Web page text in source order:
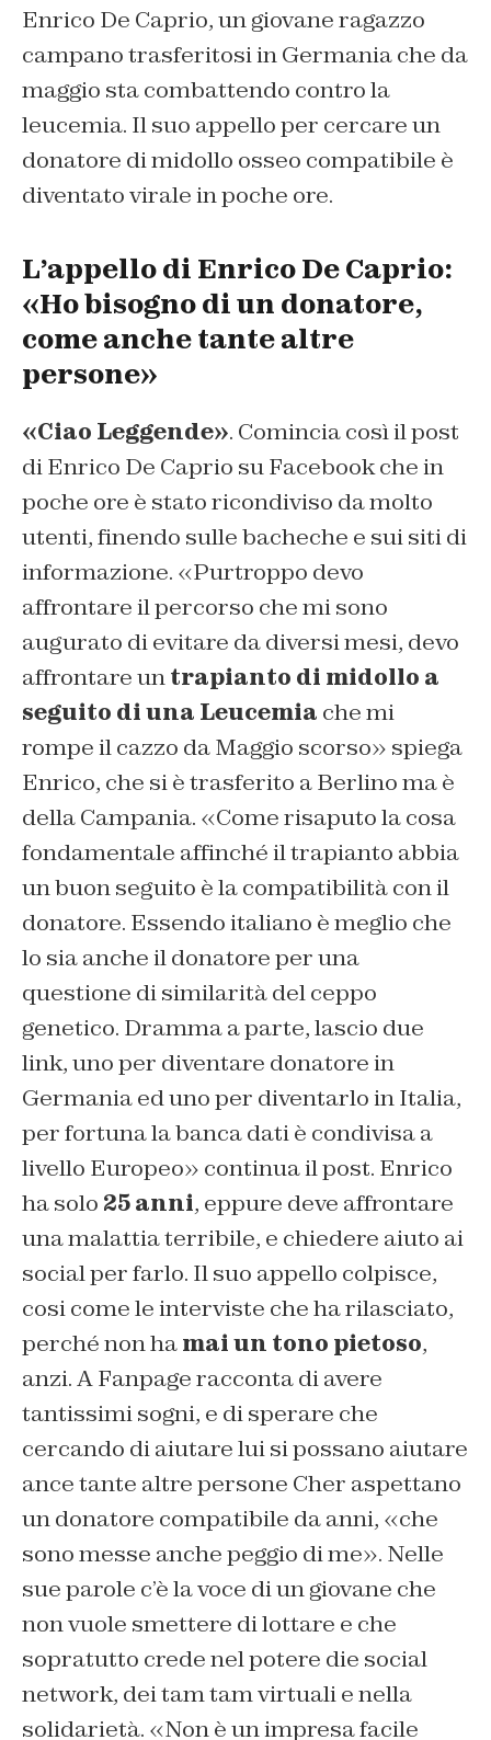
Enrico De Caprio, un giovane ragazzo
campano trasferitosi in Germania che da
maggio sta combattendo contro la
leucemia. Il suo appello per cercare un
donatore di midollo osseo compatibile è
diventato virale in poche ore.
L’appello di Enrico De Caprio:
«Ho bisogno di un donatore,
come anche tante altre
persone»
«Ciao Leggende». Comincia così il post
di Enrico De Caprio su Facebook che in
poche ore è stato ricondiviso da molto
utenti, finendo sulle bacheche e sui siti di
informazione. «Purtroppo devo
affrontare il percorso che mi sono
augurato di evitare da diversi mesi, devo
affrontare untrapianto di midollo a
seguito di una Leucemia che mi
rompe il cazzo da Maggio scorso» spiega
Enrico, che si è trasferito a Berlino ma è
della Campania. «Come risaputo la cosa
fondamentale affinché il trapianto abbia
un buon seguito è la compatibilità con il
donatore. Essendo italiano è meglio che
lo sia anche il donatore per una
questione di similarità del ceppo
genetico. Dramma a parte, lascio due
link, uno per diventare donatore in
Germania ed uno per diventarlo in Italia,
per fortuna la banca dati è condivisa a
livello Europeo» continua il post. Enrico
ha solo 25 anni, eppure deve affrontare
una malattia terribile, e chiedere aiuto ai
social per farlo. Il suo appello colpisce,
cosi come le interviste che ha rilasciato,
perché non hamai un tono pietoso,
anzi. A Fanpage racconta di avere
tantissimi sogni, e di sperare che
cercando di aiutare lui si possano aiutare
ance tante altre persone Cher aspettano
un donatore compatibile da anni, «che
sono messe anche peggio di me». Nelle
sue parole c’è la voce di un giovane che
non vuole smettere di lottare e che
sopratutto crede nel potere die social
network, dei tam tam virtuali e nella
solidarietà. «Non è un impresa facile